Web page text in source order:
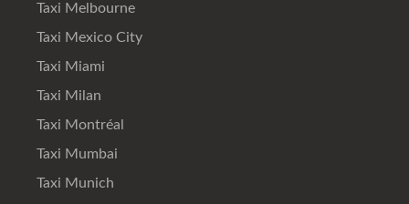
Taxi Melbourne
Taxi Mexico City
Taxi Miami
Taxi Milan
Taxi Montréal
Taxi Mumbai
Taxi Munich